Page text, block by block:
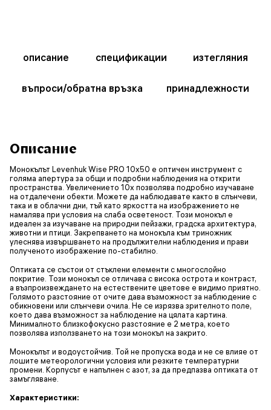
описание спецификации изтегляния
въпроси/обратна връзка принадлежности
Описание
Монокълът Levenhuk Wise PRO 10x50 е оптичен инструмент с
голяма апертура за общи и подробни наблюдения на открити
пространства. Увеличението 10х позволява подробно изучаване
на отдалечени обекти. Можете да наблюдавате както в слънчеви,
така и в облачни дни, тъй като яркостта на изображението не
намалява при условия на слаба осветеност. Този монокъл е
идеален за изучаване на природни пейзажи, градска архитектура,
животни и птици. Закрепването на монокъла към триножник
улеснява извършването на продължителни наблюдения и прави
полученото изображение по-стабилно.
Оптиката се състои от стъклени елементи с многослойно
покритие. Този монокъл се отличава с висока острота и контраст,
а възпроизвеждането на естествените цветове е видимо приятно.
Голямото разстояние от очите дава възможност за наблюдение с
обикновени или слънчеви очила. Не се изрязва зрителното поле,
което дава възможност за наблюдение на цялата картина.
Минималното близкофокусно разстояние е 2 метра, което
позволява използването на този монокъл на закрито.
Монокълът и водоустойчив. Той не пропуска вода и не се влияе от
лошите метеорологични условия или резките температурни
промени. Корпусът е напълнен с азот, за да предпазва оптиката от
замъгляване.
Характеристики: